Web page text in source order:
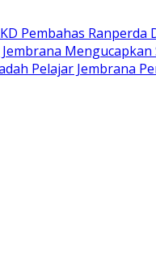
Pembahas Ranperda
Pelajar Jembrana